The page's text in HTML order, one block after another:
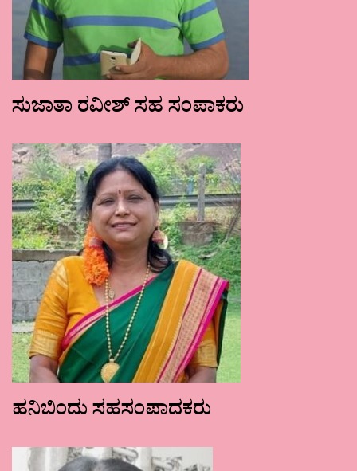
ಸುಜಾತಾ ರವೀಶ್ ಸಹ ಸಂಪಾಕರು
ಹನಿಬಿಂದು ಸಹಸಂಪಾದಕರು